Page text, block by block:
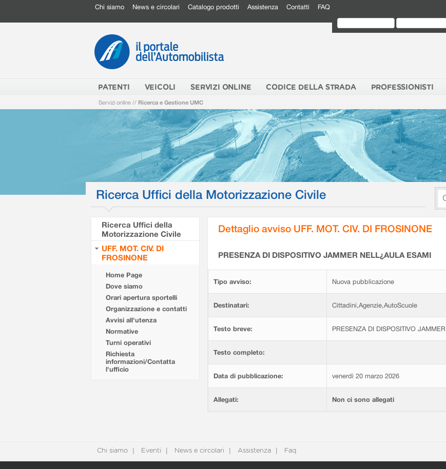
Chi siamo News e circolari Catalogo prodotti Assistenza Contatti FAQ
PATENTI VEICOLI SERVIZI ONLINE CODICE DELLA STRADA PROFESSIONISTI
Servizi online // Ricerca e Gestione UMC
Ricerca Uffici della Motorizzazione Civile
Ricerca Uffici della
Motorizzazione Civile
UFF. MOT. CIV. DI
FROSINONE
Home Page
Dove siamo
Orari apertura sportelli
Organizzazione e contatti
Avvisi all'utenza
Normative
Turni operativi
Richiesta
informazioni/Contatta
l'ufficio
Dettaglio avviso UFF. MOT. CIV. DI FROSINONE
PRESENZA DI DISPOSITIVO JAMMER NELL¿AULA ESAMI
Tipo avviso: Nuova pubblicazione
Destinatari: Cittadini,Agenzie,AutoScuole
Testo breve: PRESENZA DI DISPOSITIVO
Testo completo:
Data di pubblicazione: venerdì 20 marzo 2026
Allegati: Non ci sono allegati
Chi siamo Eventi News e circolari Assistenza Faq